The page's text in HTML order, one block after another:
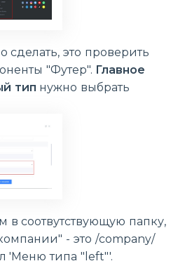
сделать, это проверить
"Футер". Главное
тип нужно выбрать
в соотвутствующую папку,
- это /company/
'Меню типа "left"'.